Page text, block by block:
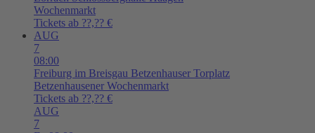
Wochenmarkt
Tickets ab ??,?? €
AUG
7
08:00
Freiburg im Breisgau Betzenhauser Torplatz
Betzenhausener Wochenmarkt
Tickets ab ??,?? €
AUG
7